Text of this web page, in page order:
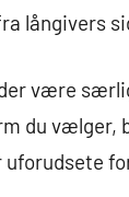
långivers
være
du
uforudsete